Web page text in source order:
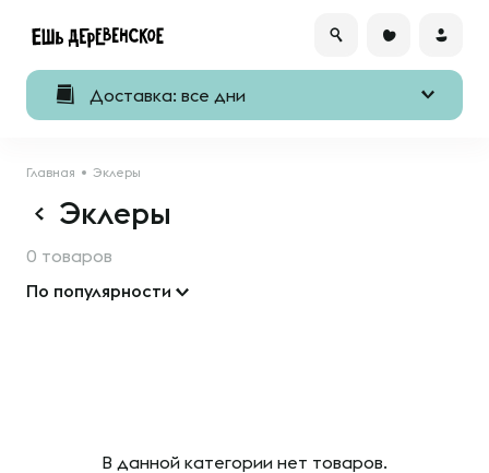
Доставка: все дни
Главная Эклеры
Эклеры
0 товаров
По популярности
В данной категории нет товаров.